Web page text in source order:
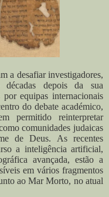
a desafiar investigadores,
depois da sua
por equipas internacionais
do debate académico,
permitido reinterpretar
comunidades judaicas
de Deus. As recentes
a inteligência artificial,
avançada, estão a
em vários fragmentos
ao Mar Morto, no atual